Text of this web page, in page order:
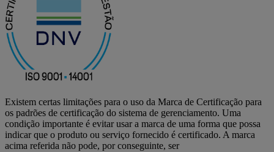
Existem certas limitações para o uso da Marca de Certificação para
os padrões de certificação do sistema de gerenciamento. Uma
condição importante é evitar usar a marca de uma forma que possa
indicar que o produto ou serviço fornecido é certificado. A marca
acima referida não pode, por conseguinte, ser